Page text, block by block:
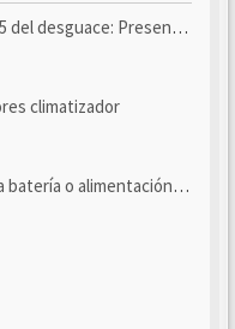
Presentación y seguimiento
climatizador
o alimentación eléctri...